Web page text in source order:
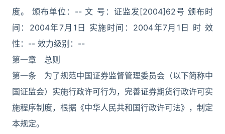
度。 颁布单位：-- 文 号：证监发[2004]62号 颁布时
间：2004年7月1日 实施时间：2004年7月1日 时 效
性：-- 效力级别：--
第一章 总则
第一条 为了规范中国证券监督管理委员会（以下简称中
国证监会）实施行政许可行为，完善证券期货行政许可实
施程序制度，根据《中华人民共和国行政许可法》，制定
本规定。